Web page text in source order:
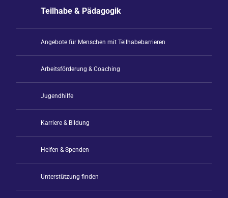
Teilhabe & Pädagogik
Angebote für Menschen mit Teilhabebarrieren
Arbeitsförderung & Coaching
Jugendhilfe
Karriere & Bildung
Helfen & Spenden
Unterstützung finden